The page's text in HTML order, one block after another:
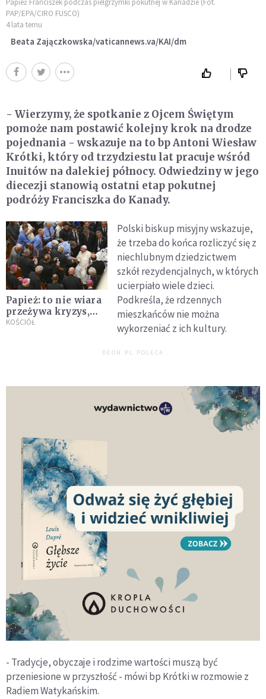
Papież Franciszek podczas pielgrzymki pokutnej w Kanadzie (Fot.
PAP/EPA/CIRO FUSCO)
4 lata temu
Beata Zajączkowska/vaticannews.va/KAI/dm
- Wierzymy, że spotkanie z Ojcem Świętym
pomoże nam postawić kolejny krok na drodze
pojednania - wskazuje na to bp Antoni Wiesław
Krótki, który od trzydziestu lat pracuje wśród
Inuitów na dalekiej północy. Odwiedziny w jego
diecezji stanowią ostatni etap pokutnej
podróży Franciszka do Kanady.
Papież: to nie wiara
przeżywa kryzys,
lecz formy sposoby,
KOŚCIÓŁ
Polski biskup misyjny wskazuje,
że trzeba do końca rozliczyć się z
niechlubnym dziedzictwem
szkół rezydencjalnych, w których
ucierpiało wiele dzieci.
Podkreśla, że rdzennych
mieszkańców nie można
wykorzeniać z ich kultury.
DEON.PL POLECA
- Tradycje, obyczaje i rodzime wartości muszą być
przeniesione w przyszłość - mówi bp Krótki w rozmowie z
Radiem Watykańskim.